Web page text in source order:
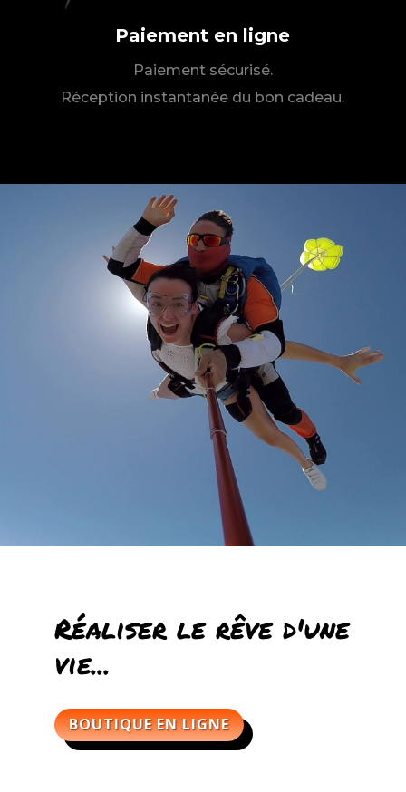
Paiement en ligne
Paiement sécurisé.
Réception instantanée du bon cadeau.
Réaliser le rêve d'une
vie...
BOUTIQUE EN LIGNE